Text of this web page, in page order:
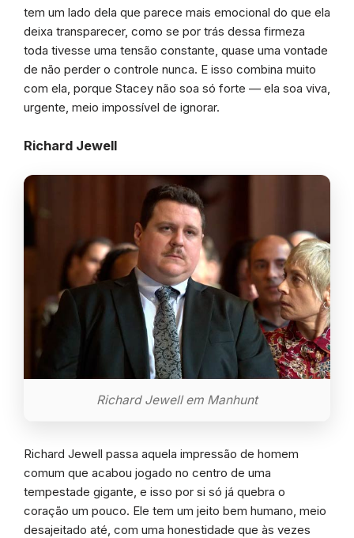
tem um lado dela que parece mais emocional do que ela
deixa transparecer, como se por trás dessa firmeza
toda tivesse uma tensão constante, quase uma vontade
de não perder o controle nunca. E isso combina muito
com ela, porque Stacey não soa só forte — ela soa viva,
urgente, meio impossível de ignorar.
Richard Jewell
Richard Jewell em Manhunt
Richard Jewell passa aquela impressão de homem
comum que acabou jogado no centro de uma
tempestade gigante, e isso por si só já quebra o
coração um pouco. Ele tem um jeito bem humano, meio
desajeitado até, com uma honestidade que às vezes